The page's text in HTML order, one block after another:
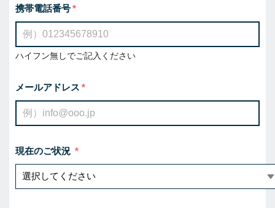
携帯電話番号
ハイフン無しでご記入ください
メールアドレス
現在のご状況